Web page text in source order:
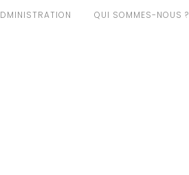
QUI SOMMES-NOUS ?